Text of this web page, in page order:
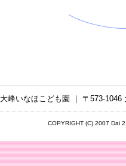
大峰いなほこども園 ｜ 〒573-
COPYRIGHT (C) 2007 Dai